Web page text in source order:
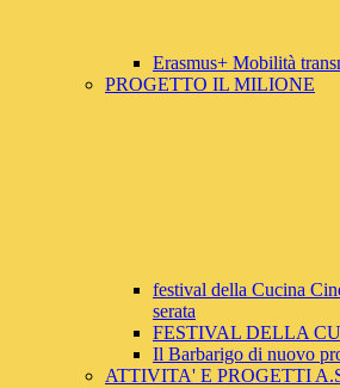
Erasmus+ Mobilità
PROGETTO IL MILIONE
festival della Cucina
serata
FESTIVAL DELLA
Il Barbarigo di nuovo
ATTIVITA' E PROGETTI